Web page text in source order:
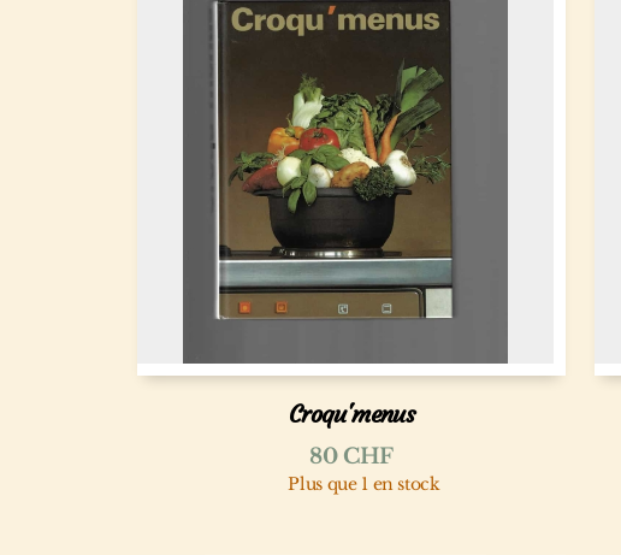
Croqu'menus
80CHF
Plus que 1 en stock